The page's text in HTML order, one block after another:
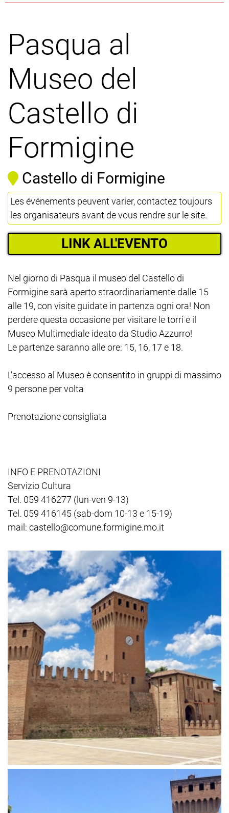
Pasqua al
Museo del
Castello di
Formigine
Castello di Formigine
Les événements peuvent varier, contactez toujours
les organisateurs avant de vous rendre sur le site.
LINK ALL'EVENTO
Nel giorno di Pasqua il museo del Castello di
Formigine sarà aperto straordinariamente dalle 15
alle 19, con visite guidate in partenza ogni ora! Non
perdere questa occasione per visitare le torri e il
Museo Multimediale ideato da Studio Azzurro!
Le partenze saranno alle ore: 15, 16, 17 e 18.
L’accesso al Museo è consentito in gruppi di massimo
9 persone per volta
Prenotazione consigliata
INFO E PRENOTAZIONI
Servizio Cultura
Tel. 059 416277 (lun-ven 9-13)
Tel. 059 416145 (sab-dom 10-13 e 15-19)
mail: castello@comune.formigine.mo.it